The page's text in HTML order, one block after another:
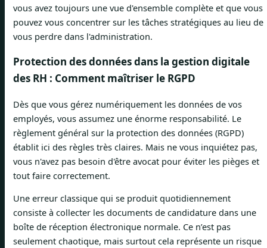
vous avez toujours une vue d'ensemble complète et que vous
pouvez vous concentrer sur les tâches stratégiques au lieu de
vous perdre dans l'administration.
Protection des données dans la gestion digitale
des RH : Comment maîtriser le RGPD
Dès que vous gérez numériquement les données de vos
employés, vous assumez une énorme responsabilité. Le
règlement général sur la protection des données (RGPD)
établit ici des règles très claires. Mais ne vous inquiétez pas,
vous n'avez pas besoin d'être avocat pour éviter les pièges et
tout faire correctement.
Une erreur classique qui se produit quotidiennement
consiste à collecter les documents de candidature dans une
boîte de réception électronique normale. Ce n’est pas
seulement chaotique, mais surtout cela représente un risque